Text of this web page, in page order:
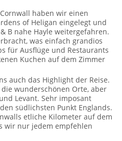
haben wir einen
of Heligan eingelegt und
B nahe Hayle weitergefahren.
was einfach grandios
für Ausflüge und Restaurants
Kuchen auf dem Zimmer
auch das Highlight der Reise.
wunderschönen Orte, aber
Levant. Sehr imposant
südlichsten Punkt Englands.
etliche Kilometer auf dem
wir nur jedem empfehlen